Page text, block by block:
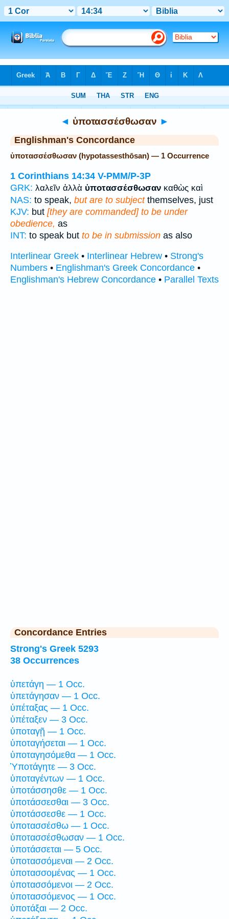
◄ ὑποτασσέσθωσαν ►
Englishman's Concordance
ὑποτασσέσθωσαν (hypotassesthōsan) — 1 Occurrence
1 Corinthians 14:34 V-PMM/P-3P
GRK: λαλεῖν ἀλλὰ ὑποτασσέσθωσαν καθὼς καὶ
NAS: to speak, but are to subjectthemselves, just
KJV: but [they are commanded] to be under
obedience, as
INT: to speak but to be in submission as also
Interlinear Greek • Interlinear Hebrew • Strong's
Numbers • Englishman's Greek Concordance •
Englishman's Hebrew Concordance • Parallel Texts
Concordance Entries
Strong's Greek 5293
38 Occurrences
ὑπετάγη — 1 Occ.
ὑπετάγησαν — 1 Occ.
ὑπέταξας — 1 Occ.
ὑπέταξεν — 3 Occ.
ὑποταγῇ — 1 Occ.
ὑποταγήσεται — 1 Occ.
ὑποταγησόμεθα — 1 Occ.
Ὑποτάγητε — 3 Occ.
ὑποταγέντων — 1 Occ.
ὑποτάσσησθε — 1 Occ.
ὑποτάσσεσθαι — 3 Occ.
ὑποτάσσεσθε — 1 Occ.
ὑποτασσέσθω — 1 Occ.
ὑποτασσέσθωσαν — 1 Occ.
ὑποτάσσεται — 5 Occ.
ὑποτασσόμεναι — 2 Occ.
ὑποτασσομένας — 1 Occ.
ὑποτασσόμενοι — 2 Occ.
ὑποτασσόμενος — 1 Occ.
ὑποτάξαι — 2 Occ.